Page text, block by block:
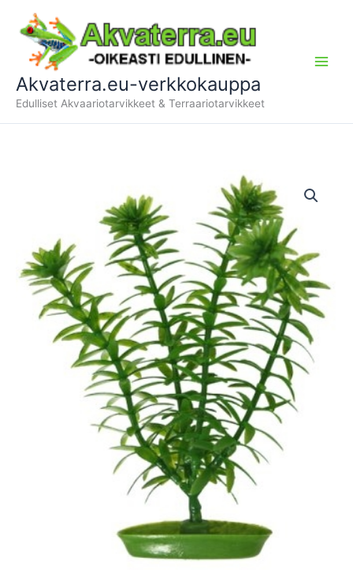
sisältöön
Akvaterra.eu-verkkokauppa
Edulliset Akvaariotarvikkeet & Terraariotarvikkeet